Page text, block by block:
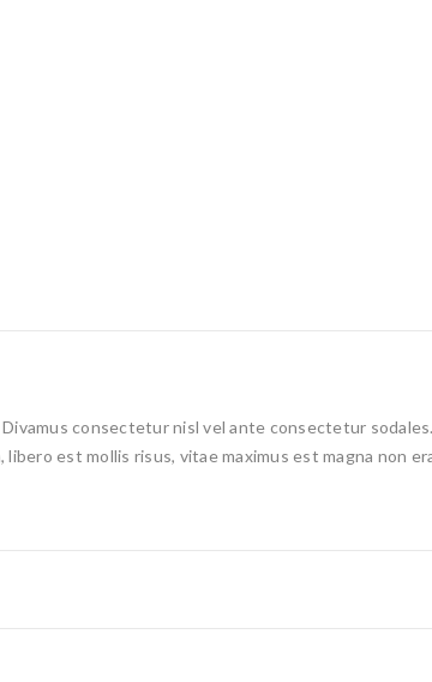
consectetur nisl vel ante consectetur
est mollis risus, vitae maximus est magna non